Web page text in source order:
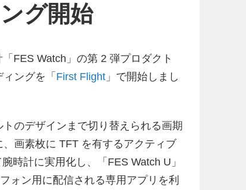
グ開始
FES Watch」の第 2 弾プロダクト
ングを「 First Flight 」で開始しまし
のデザインまで切り替えられる画期
画素枚に TFT を有するアクティブ
時計に実用化し、「FES Watch U」
ォン用に配信される専用アプリを利